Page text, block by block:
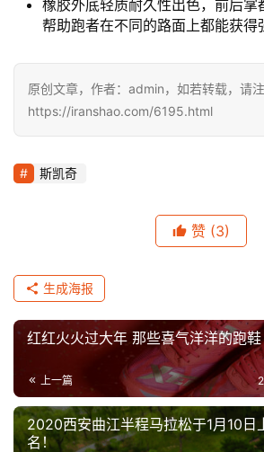
橡胶外底轻质耐久性出色，前后掌
帮助跑者在不同的路面上都能获得
原创文章，作者：admin，如若转载，请注
https://iranshao.com/6195.html
斯凯奇
赞 (3)
生成海报
红红火火过大年 那些喜气洋洋的跑鞋
上一篇
2020西安曲江半程马拉松于1月10日
名！